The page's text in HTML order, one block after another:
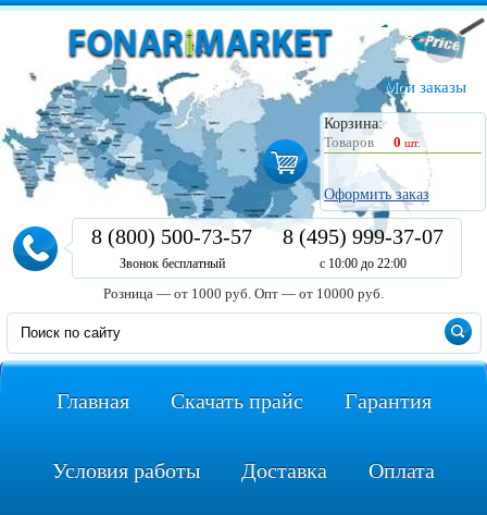
Мои заказы
Корзина:
Товаров
0 шт.
Оформить заказ
8 (800) 500-73-57
Звонок бесплатный
8 (495) 999-37-07
с 10:00 до 22:00
Розница — от 1000 руб. Опт — от 10000 руб.
Главная Скачать прайс Гарантия
Условия работы Доставка Оплата